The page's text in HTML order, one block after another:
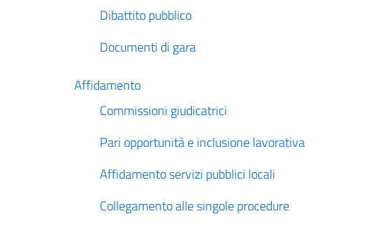
Dibattito pubblico
Documenti di gara
Affidamento
Commissioni giudicatrici
Pari opportunità e inclusione lavorativa
Affidamento servizi pubblici locali
Collegamento alle singole procedure